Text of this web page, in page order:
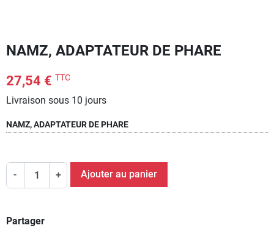
NAMZ, ADAPTATEUR DE PHARE
27,54 € TTC
Livraison sous 10 jours
NAMZ, ADAPTATEUR DE PHARE
- + Ajouter au panier
Partager